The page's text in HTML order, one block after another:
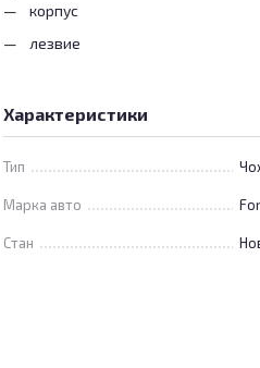
корпус
лезвие
Характеристики
Тип
Марка авто
Стан